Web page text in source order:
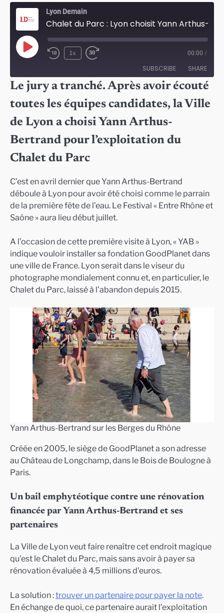
Lyon Demain
Play
1x 00:00 /
SUBSCRIBE SHARE
RSS FEED
LINK
EMBED
Le jury a tranché. Après avoir écouté
toutes les équipes candidates, la Ville
de Lyon a choisi Yann Arthus-
Bertrand pour l’exploitation du
Chalet du Parc
C’est en avril dernier que Yann Arthus-Bertrand
déboule à Lyon pour avoir été choisi comme le parrain
de la première fête de l’eau. Le Festival « Entre Rhône et
Saône » aura lieu début juillet.
A l’occasion de cette première visite à Lyon, « YAB »
indique vouloir installer sa fondation GoodPlanet dans
une ville de France. Lyon serait dans le viseur du
photographe mondialement connu et, en particulier, le
Chalet du Parc, laissé à l’abandon depuis 2015.
Yann Arthus-Bertrand sur les Berges du Rhône
Créée en 2005, le siège de GoodPlanet a son adresse
au Château de Longchamp, dans le Bois de Boulogne à
Paris.
Un bail emphytéotique contre une rénovation
financée par Yann Arthus-Bertrand et ses
partenaires
La Ville de Lyon veut faire renaître cet endroit magique
qu’est le Chalet du Parc, mais sans avoir à payer sa
rénovation évaluée à 4,5 millions d’euros.
La solution :trouver un partenaire pour payer la note.
En échange de quoi, ce partenaire aurait l’exploitation